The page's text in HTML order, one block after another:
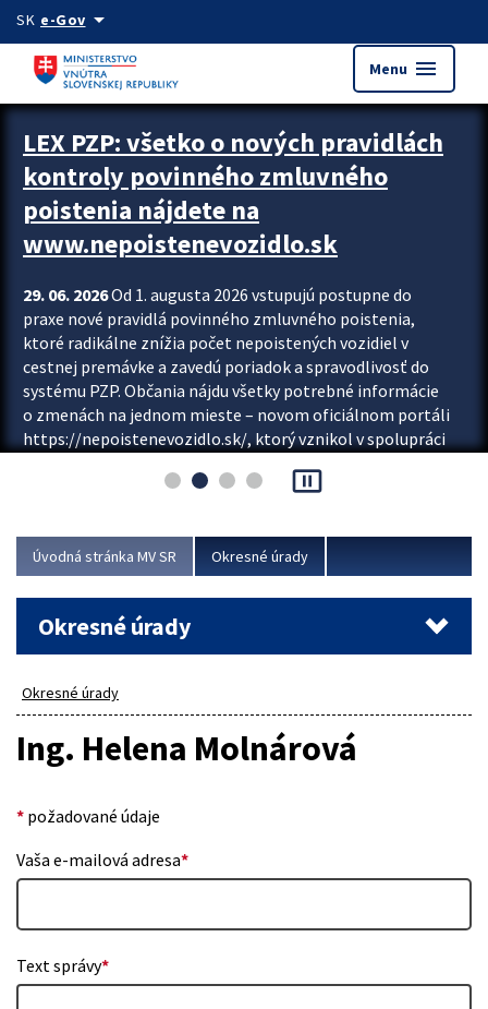
Preskocit na hlavný obsah
SK e-Govarrow_drop_down
Menu menu
Zastavit automatický posun upútavok
LEX PZP: všetko o nových pravidlách
kontroly povinného zmluvného
poistenia nájdete na
www.nepoistenevozidlo.sk
29. 06. 2026Od 1. augusta 2026 vstupujú postupne do
praxe nové pravidlá povinného zmluvného poistenia,
ktoré radikálne znížia počet nepoistených vozidiel v
cestnej premávke a zavedú poriadok a spravodlivosť do
systému PZP. Občania nájdu všetky potrebné informácie
o zmenách na jednom mieste – novom oficiálnom portáli
https://nepoistenevozidlo.sk/, ktorý vznikol v spolupráci
asociácie poisťovní (SLASPO) a Ministerstva vnútra SR.
Viac
pause_presentation
Úvodná stránka MV SR Okresné úrady
Okresné úrady
Okresné úrady
Ing. Helena Molnárová
* požadované údaje
Vaša e-mailová adresa*
Text správy*